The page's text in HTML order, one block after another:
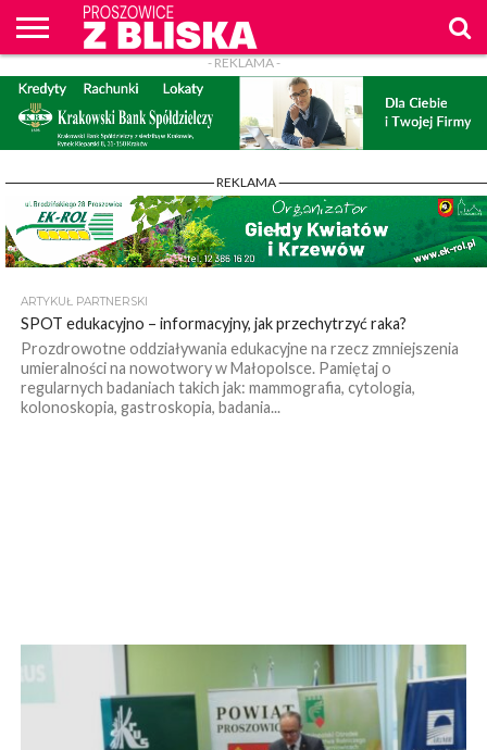
O
NAS
WIADOMOŚCI
ZAPYTAM
WPROST
CENNIK
REKLAM
PROSZOWICE
Z BLISKA
KONTAKT
- REKLAMA -
- REKLAMA -
ARTYKUŁ PARTNERSKI
SPOT edukacyjno – informacyjny, jak przechytrzyć raka?
Prozdrowotne oddziaływania edukacyjne na rzecz zmniejszenia
umieralności na nowotwory w Małopolsce. Pamiętaj o
regularnych badaniach takich jak: mammografia, cytologia,
kolonoskopia, gastroskopia, badania...